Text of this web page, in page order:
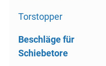
Torstopper
Beschläge für
Schiebetore